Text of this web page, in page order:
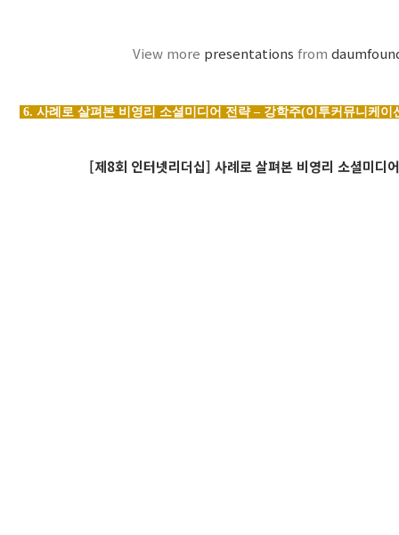
View more presentations from
6. 사례로 살펴본 비영리 소셜미디어 전략 – 강학주(이투커뮤니케
[제8회 인터넷리더십] 사례로 살펴본 비영리 소셜미디